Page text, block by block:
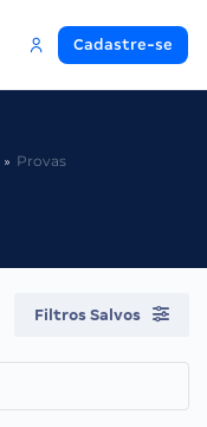
Cadastre-se
Provas
Filtros Salvos